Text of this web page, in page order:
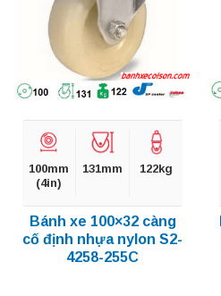
100mm
(4in)
131mm 122kg
Bánh xe 100×32 càng
cố định nhựa nylon S2-
4258-255C